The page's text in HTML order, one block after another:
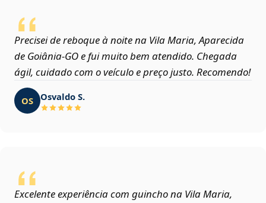
Precisei de reboque à noite na Vila Maria, Aparecida
de Goiânia‑GO e fui muito bem atendido. Chegada
ágil, cuidado com o veículo e preço justo. Recomendo!
OS Osvaldo S.
Excelente experiência com guincho na Vila Maria,